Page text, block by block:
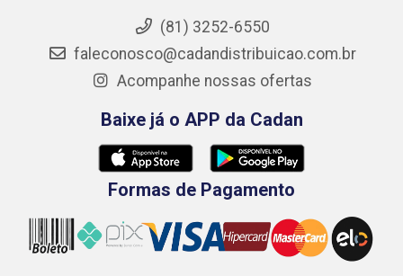
(81) 3252-6550
faleconosco@cadandistribuicao.com.br
Acompanhe nossas ofertas
Baixe já o APP da Cadan
Formas de Pagamento